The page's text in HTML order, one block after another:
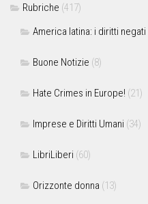
Rubriche (417)
America latina: i diritti negati
Buone Notizie (8)
Hate Crimes in Europe! (21)
Imprese e Diritti Umani (34)
LibriLiberi (60)
Orizzonte donna (13)